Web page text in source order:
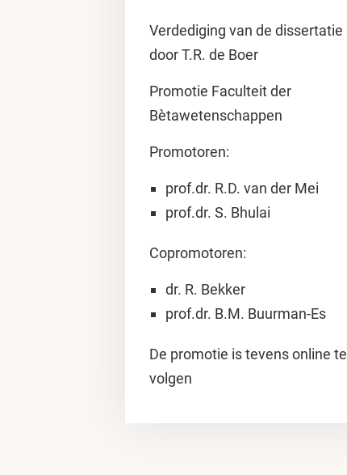
Verdediging van de dissertatie
door T.R. de Boer
Promotie Faculteit der
Bètawetenschappen
Promotoren:
prof.dr. R.D. van der Mei
prof.dr. S. Bhulai
Copromotoren:
dr. R. Bekker
prof.dr. B.M. Buurman-Es
De promotie is tevens online te
volgen